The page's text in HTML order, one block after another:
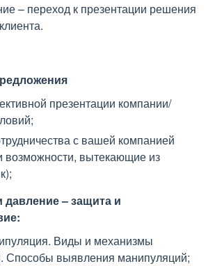
– переход к презентации решения
презентации компании/
с вашей компанией
возможности, вытекающие из
– защита и
Виды и механизмы
Способы выявления манипуляций;